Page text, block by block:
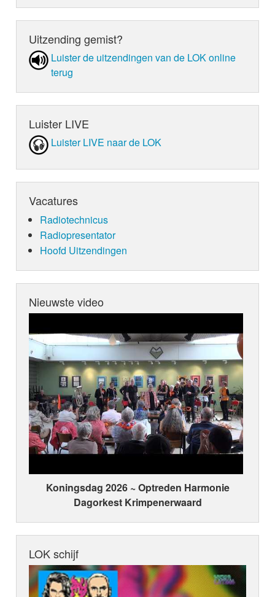
Uitzending gemist?
Luister de uit­zen­din­gen van de LOK online
terug
Luister LIVE
Luister LIVE naar de LOK
Vacatures
Radiotechnicus
Radiopresentator
Hoofd Uitzendingen
Nieuwste video
Koningsdag 2026 ~ Optreden Harmonie
Dagorkest Krimpenerwaard
LOK schijf